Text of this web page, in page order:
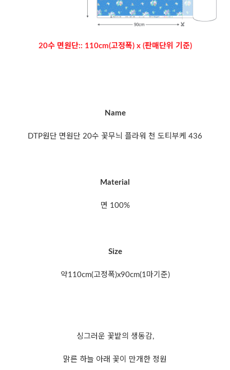
20수 면원단:: 110cm(고정폭) x (판매단위 기준)
Name
DTP원단 면원단 20수 꽃무늬 플라워 천 도티부케 436
Material
면 100%
Size
약110cm(고정폭)x90cm(1마기준)
싱그러운 꽃밭의 생동감,
맑른 하늘 아래 꽃이 만개한 정원